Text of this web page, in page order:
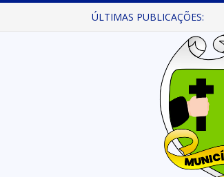
ÚLTIMAS PUBLICAÇÕES: